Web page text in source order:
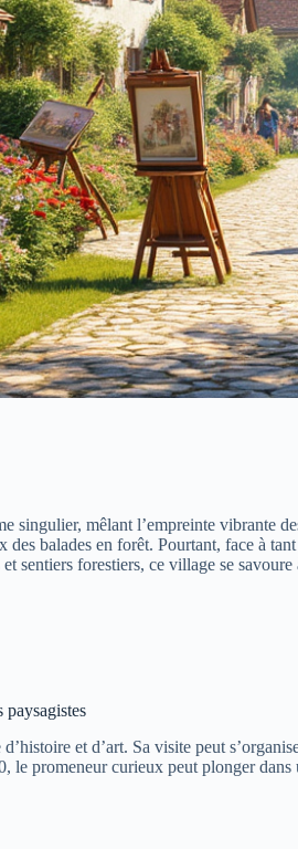
mêlant l’empreinte vibrante
des balades en forêt. Pourtant, face à
sentiers forestiers, ce village se
et d’art. Sa visite peut
promeneur curieux peut plonger